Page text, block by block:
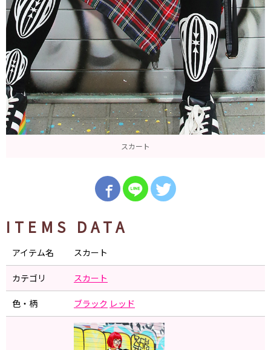
スカート
ITEMS DATA
アイテム名 スカート
カテゴリ スカート
色・柄 ブラック レッド